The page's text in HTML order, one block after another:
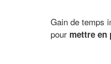
Gain de temps
pour mettre en